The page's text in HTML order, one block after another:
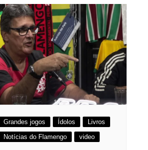
Grandes jogos Ídolos
Livros
Notícias do Flamengo video